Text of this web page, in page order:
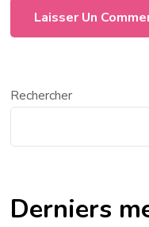
Rechercher
Derniers